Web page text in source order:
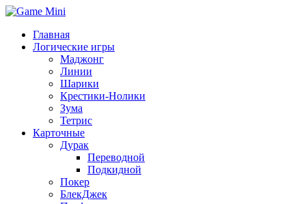
Главная
Логические игры
Маджонг
Линии
Шарики
Крестики-Нолики
Зума
Тетрис
Карточные
Дурак
Переводной
Подкидной
Покер
БлекДжек